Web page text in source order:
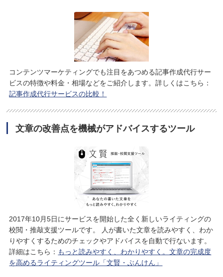
コンテンツマーケティングでも注目をあつめる記事作成代行サー
ビスの特徴や料金・相場などをご紹介します。詳しくはこちら：
記事作成代行サービスの比較！
文章の改善点を機械がアドバイスするツール
2017年10月5日にサービスを開始した全く新しいライティングの
校閲・推敲支援ツールです。 人が書いた文章を読みやすく、わか
りやすくするためのチェックやアドバイスを自動で行ないます。
詳細はこちら： もっと読みやすく、わかりやすく。文章の完成度
を高めるライティングツール「文賢・ぶんけん」